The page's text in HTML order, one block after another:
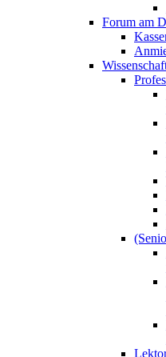
Forum am